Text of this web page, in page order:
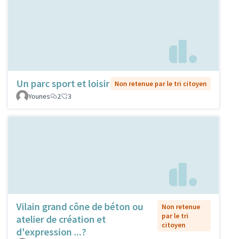
Un parc sport et loisir
Non retenue par le tri citoyen
Younes
2 3
Vilain grand cône de béton ou
atelier de création et
d'expression ...?
Non retenue
par le tri
citoyen